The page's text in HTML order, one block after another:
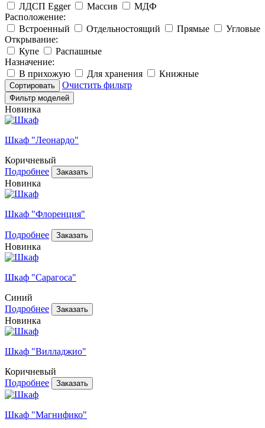
ЛДСП Egger
Массив
МДФ
Расположение:
Встроенный
Отдельностоящий Прямые
Угловые
Открывание:
Купе
Распашные
Назначение:
В прихожую
Для хранения Книжные
Сортировать Очистить фильтр
Фильтр моделей
Новинка
Шкаф "Леонардо"
Коричневый
Подробнее
Новинка
Шкаф "Флоренция"
Подробнее
Новинка
Шкаф "Сарагоса"
Синий
Подробнее
Новинка
Шкаф "Вилладжио"
Коричневый
Подробнее
Шкаф "Магнифико"